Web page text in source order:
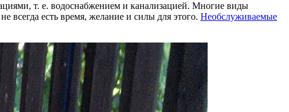
т. е. водоснабжением и канализацией. Многие виды
всегда есть время, желание и силы для этого. Необслуживаемые